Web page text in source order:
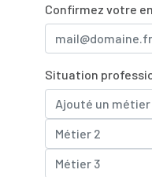
Confirmez votre
Situation